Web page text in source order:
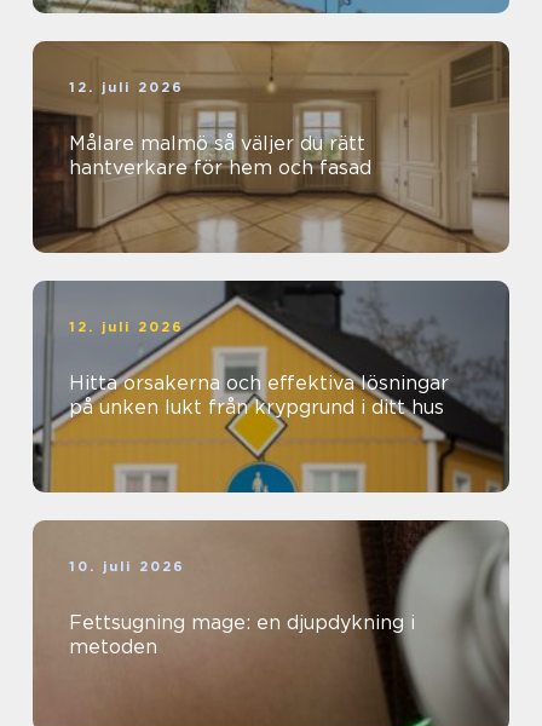
12. juli 2026
Målare malmö så väljer du rätt
hantverkare för hem och fasad
12. juli 2026
Hitta orsakerna och effektiva lösningar
på unken lukt från krypgrund i ditt hus
10. juli 2026
Fettsugning mage: en djupdykning i
metoden